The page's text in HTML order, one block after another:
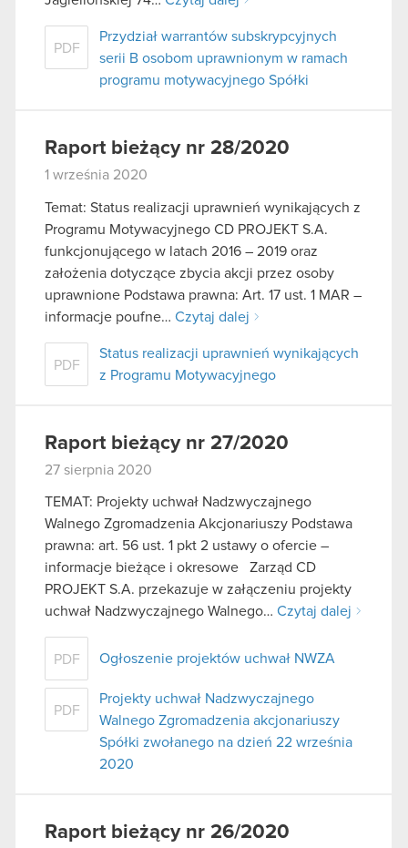
PDF
Przydział warrantów subskrypcyjnych
serii B osobom uprawnionym w ramach
programu motywacyjnego Spółki
Raport bieżący nr 28/2020
1 września 2020
Temat: Status realizacji uprawnień wynikających z
Programu Motywacyjnego CD PROJEKT S.A.
funkcjonującego w latach 2016 – 2019 oraz
założenia dotyczące zbycia akcji przez osoby
uprawnione Podstawa prawna: Art. 17 ust. 1 MAR –
informacje poufne… Czytaj dalej
PDF
Status realizacji uprawnień wynikających
z Programu Motywacyjnego
Raport bieżący nr 27/2020
27 sierpnia 2020
TEMAT: Projekty uchwał Nadzwyczajnego
Walnego Zgromadzenia Akcjonariuszy Podstawa
prawna: art. 56 ust. 1 pkt 2 ustawy o ofercie –
informacje bieżące i okresowe Zarząd CD
PROJEKT S.A. przekazuje w załączeniu projekty
uchwał Nadzwyczajnego Walnego… Czytaj dalej
PDF Ogłoszenie projektów uchwał NWZA
PDF
Projekty uchwał Nadzwyczajnego
Walnego Zgromadzenia akcjonariuszy
Spółki zwołanego na dzień 22 września
2020
Raport bieżący nr 26/2020